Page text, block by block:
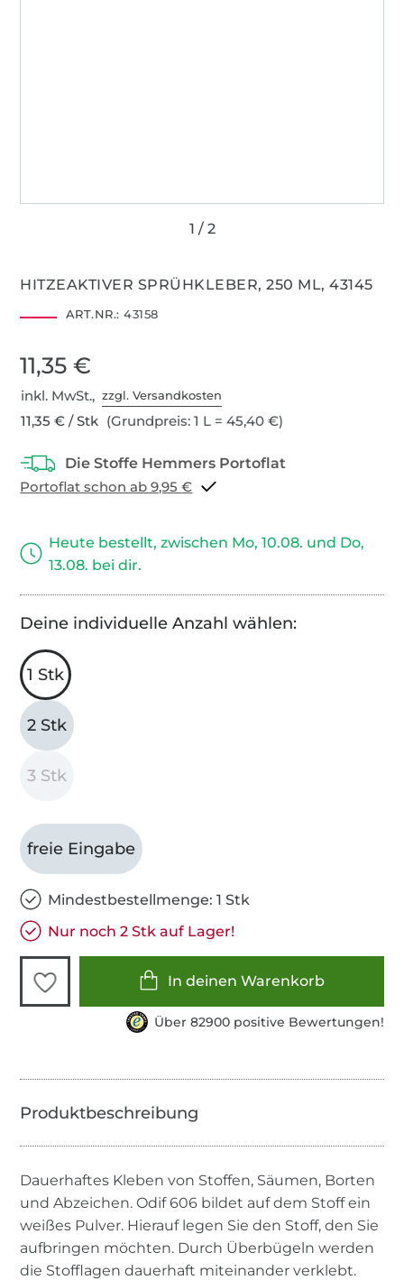
HITZEAKTIVER SPRÜHKLEBER, 250 ML, 43145
ART.NR.: 43158
11,35 €
inkl. MwSt.,zzgl. Versandkosten
11,35 € / Stk (Grundpreis: 1 L = 45,40 €)
Portoflat schon ab 9,95 €
Heute bestellt, zwischen Mo, 10.08. und Do,
13.08. bei dir.
Deine individuelle Anzahl wählen:
1 Stk
2 Stk
3 Stk
freie Eingabe
Mindestbestellmenge: 1 Stk
Nur noch 2 Stk auf Lager!
In deinen Warenkorb
Über 82900 positive Bewertungen!
Dauerhaftes Kleben von Stoffen, Säumen, Borten
und Abzeichen. Odif 606 bildet auf dem Stoff ein
weißes Pulver. Hierauf legen Sie den Stoff, den Sie
aufbringen möchten. Durch Überbügeln werden
die Stofflagen dauerhaft miteinander verklebt.